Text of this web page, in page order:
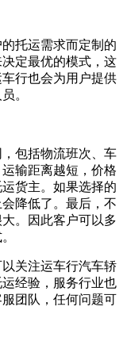
托运需求而定制的
定最优的模式，这
行也会为用户提供
。
包括物流班次、车
输距离越短，价格
货主。如果选择的
降低了。最后，不
。因此客户可以多
关注运车行汽车轿
经验，服务行业也
团队，任何问题可